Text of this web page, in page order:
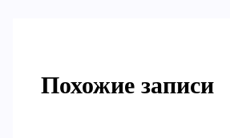
Похожие записи